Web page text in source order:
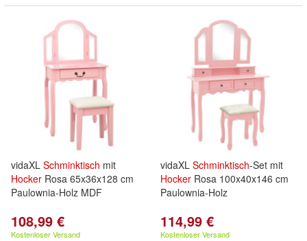
vidaXL Schminktisch mit
Hocker Rosa 65x36x128 cm
Paulownia-Holz MDF
108,99 €
Kostenloser Versand
vidaXL Schminktisch-Set mit
Hocker Rosa 100x40x146 cm
Paulownia-Holz
114,99 €
Kostenloser Versand